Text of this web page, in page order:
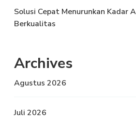
Solusi Cepat Menurunkan Kadar
Berkualitas
Archives
Agustus 2026
Juli 2026